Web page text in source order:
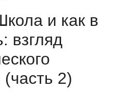
и как в
взгляд
(часть 2)